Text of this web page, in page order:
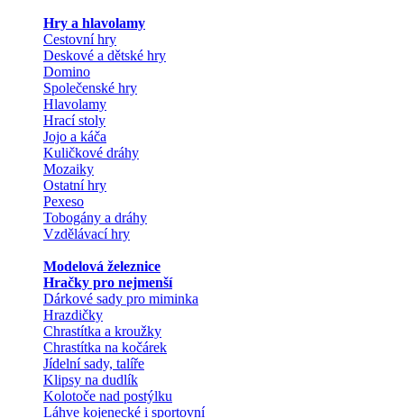
Hry a hlavolamy
Cestovní hry
Deskové a dětské hry
Domino
Společenské hry
Hlavolamy
Hrací stoly
Jojo a káča
Kuličkové dráhy
Mozaiky
Ostatní hry
Pexeso
Tobogány a dráhy
Vzdělávací hry
Modelová železnice
Hračky pro nejmenší
Dárkové sady pro miminka
Hrazdičky
Chrastítka a kroužky
Chrastítka na kočárek
Jídelní sady, talíře
Klipsy na dudlík
Kolotoče nad postýlku
Láhve kojenecké i sportovní